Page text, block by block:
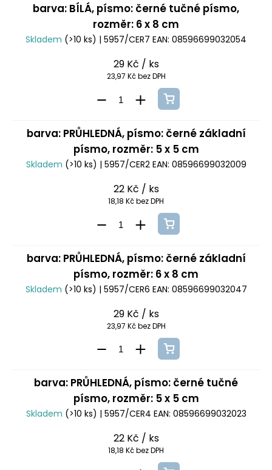
barva: BÍLÁ, písmo: černé tučné písmo,
rozměr: 6 x 8 cm
Skladem (>10 ks) | 5957/CER7 EAN: 08596699032054
29 Kč / ks
23,97 Kč bez DPH
barva: PRŮHLEDNÁ, písmo: černé základní
písmo, rozměr: 5 x 5 cm
Skladem (>10 ks) | 5957/CER2 EAN: 08596699032009
22 Kč / ks
18,18 Kč bez DPH
barva: PRŮHLEDNÁ, písmo: černé základní
písmo, rozměr: 6 x 8 cm
Skladem (>10 ks) | 5957/CER6 EAN: 08596699032047
29 Kč / ks
23,97 Kč bez DPH
barva: PRŮHLEDNÁ, písmo: černé tučné
písmo, rozměr: 5 x 5 cm
Skladem (>10 ks) | 5957/CER4 EAN: 08596699032023
22 Kč / ks
18,18 Kč bez DPH